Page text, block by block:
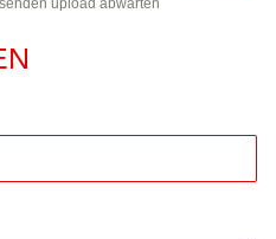
upload abwarten